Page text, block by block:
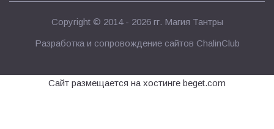
Copyright © 2014 - 2026 гг. Магия Тантры
Разработка и сопровождение сайтов ChalinClub
Сайт размещается на хостинге beget.com